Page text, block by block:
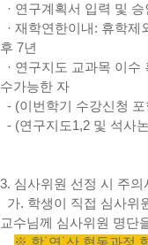
· 연구계획서 입력 및
· 재학연한이내: 휴학제
후 7년
· 연구지도 교과목 이수
수가능한 자
- (이번학기 수강신청 포
- (연구지도1,2 및 석사
3. 심사위원 선정 시 주의
가. 학생이 직접 심사위
교수님께 심사위원 명단
※ 학˙연˙산 협동과정